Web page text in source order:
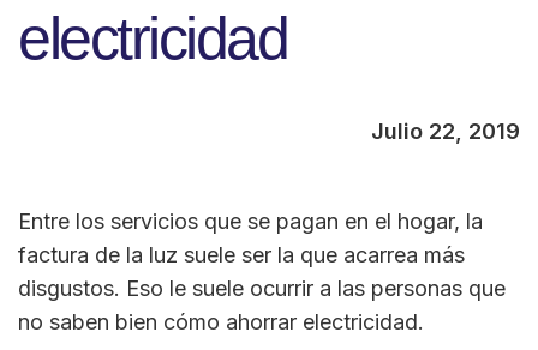
electricidad
Julio 22, 2019
Entre los servicios que se pagan en el hogar, la
factura de la luz suele ser la que acarrea más
disgustos. Eso le suele ocurrir a las personas que
no saben bien cómo ahorrar electricidad.